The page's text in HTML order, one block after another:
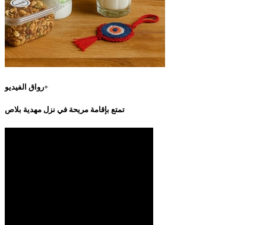
رواق الفيديو+
تمتع بإقامة مريحة في نزل مهدية بلاص